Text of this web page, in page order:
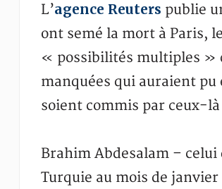
L’agence Reuters publie
ont semé la mort à Paris,
« possibilités multiples »
manquées qui auraient
soient commis par ceux-là
Brahim Abdesalam –
Turquie au mois de